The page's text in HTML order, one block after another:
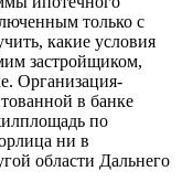
только с
какие условия
застройщиком,
Организация-
в банке
по
ни в
области Дальнего